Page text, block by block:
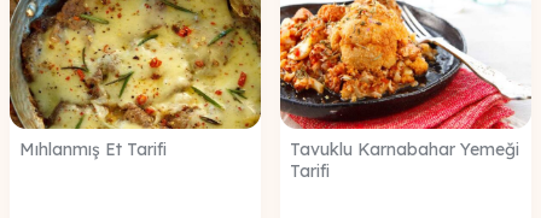
Mıhlanmış Et Tarifi
Tavuklu Karnabahar Yemeği
Tarifi